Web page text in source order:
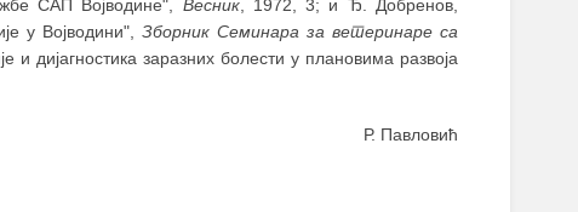
САП Војводине", Весник, 1972, 3; и Ђ. Добренов,
у Војводини", Зборник Семинара за ветеринаре са
и дијагностика заразних болести у плановима развоја
Р. Павловић